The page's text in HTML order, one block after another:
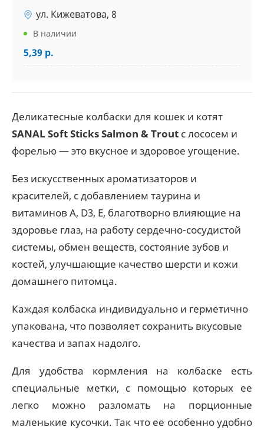
ул. Кижеватова, 8
В наличии
5,39 р.
Деликатесные колбаски для кошек и котят
SANAL Soft Sticks Salmon & Trout с лососем и
форелью — это вкусное и здоровое угощение.
Без искусственных ароматизаторов и
красителей, с добавлением таурина и
витаминов A, D3, E, благотворно влияющие на
здоровье глаз, на работу сердечно-сосудистой
системы, обмен веществ, состояние зубов и
костей, улучшающие качество шерсти и кожи
домашнего питомца.
Каждая колбаска индивидуально и герметично
упакована, что позволяет сохранить вкусовые
качества и запах надолго.
Для удобства кормления на колбаске есть
специальные метки, с помощью которых ее
легко можно разломать на порционные
маленькие кусочки. Так что ее особенно удобно